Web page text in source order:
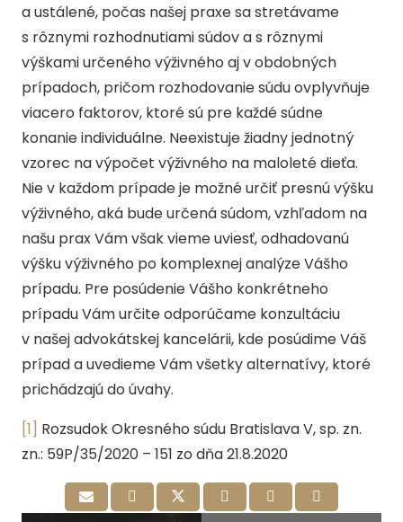
a ustálené, počas našej praxe sa stretávame
s rôznymi rozhodnutiami súdov a s rôznymi
výškami určeného výživného aj v obdobných
prípadoch, pričom rozhodovanie súdu ovplyvňuje
viacero faktorov, ktoré sú pre každé súdne
konanie individuálne. Neexistuje žiadny jednotný
vzorec na výpočet výživného na maloleté dieťa.
Nie v každom prípade je možné určiť presnú výšku
výživného, aká bude určená súdom, vzhľadom na
našu prax Vám však vieme uviesť, odhadovanú
výšku výživného po komplexnej analýze Vášho
prípadu. Pre posúdenie Vášho konkrétneho
prípadu Vám určite odporúčame konzultáciu
v našej advokátskej kancelárii, kde posúdime Váš
prípad a uvedieme Vám všetky alternatívy, ktoré
prichádzajú do úvahy.
[1] Rozsudok Okresného súdu Bratislava V, sp. zn.
zn.: 59P/35/2020 – 151 zo dňa 21.8.2020